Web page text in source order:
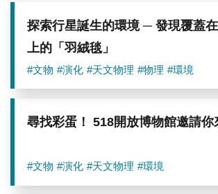
探索行星誕生的環境 ─ 發現覆蓋
上的「羽絨毯」
#文物 #演化 #天文物理 #物理 #環境
尋找彩蛋！ 518開放博物館邀請你
#文物 #演化 #天文物理 #環境